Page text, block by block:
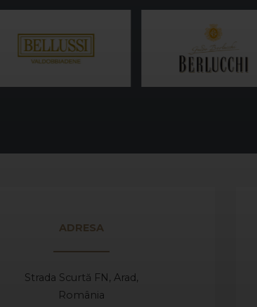
ADRESA
Strada Scurtă FN, Arad,
România